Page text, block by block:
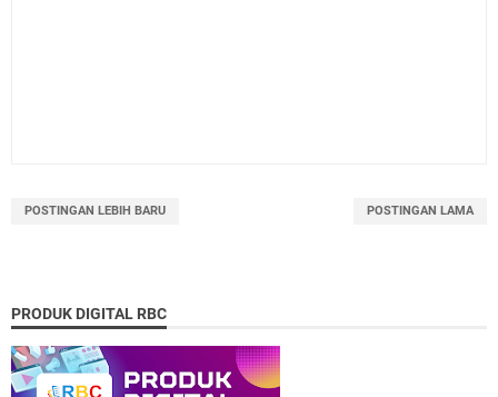
POSTINGAN LEBIH BARU POSTINGAN LAMA
PRODUK DIGITAL RBC